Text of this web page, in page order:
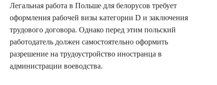
Легальная работа в Польше для белорусов требует
оформления рабочей визы категории D и заключения
трудового договора. Однако перед этим польский
работодатель должен самостоятельно оформить
разрешение на трудоустройство иностранца в
администрации воеводства.